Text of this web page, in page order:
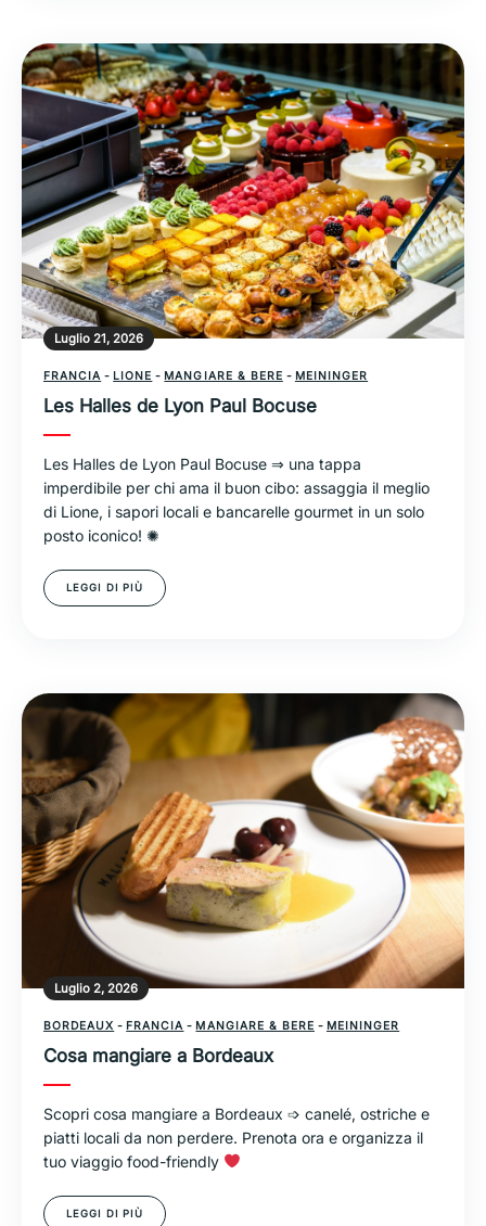
Luglio 21, 2026
FRANCIA - LIONE - MANGIARE & BERE - MEININGER
Les Halles de Lyon Paul Bocuse
Les Halles de Lyon Paul Bocuse ⇒ una tappa
imperdibile per chi ama il buon cibo: assaggia il meglio
di Lione, i sapori locali e bancarelle gourmet in un solo
posto iconico! ✺
LEGGI DI PIÙ
Luglio 2, 2026
BORDEAUX - FRANCIA - MANGIARE & BERE - MEININGER
Cosa mangiare a Bordeaux
Scopri cosa mangiare a Bordeaux ➩ canelé, ostriche e
piatti locali da non perdere. Prenota ora e organizza il
tuo viaggio food-friendly
LEGGI DI PIÙ